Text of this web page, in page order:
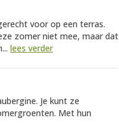
voor op een terras.
zomer niet mee, maar dat
lees verder
Je kunt ze
Met hun